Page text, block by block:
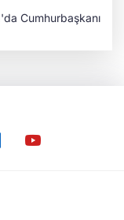
Cumhurbaşkanı